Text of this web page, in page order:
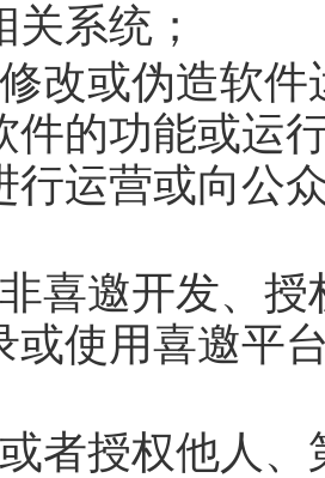
系统；
修改或伪造软
件的功能或运
行运营或向公
非喜邀开发、
或使用喜邀平
或者授权他人